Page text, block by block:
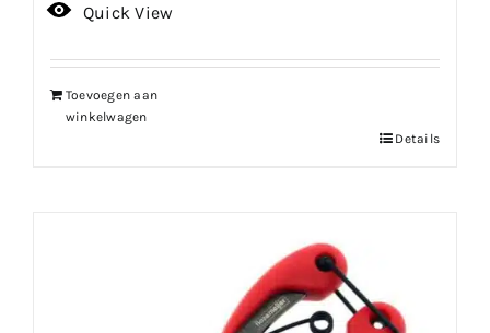
Quick View
Toevoegen aan
winkelwagen
Details